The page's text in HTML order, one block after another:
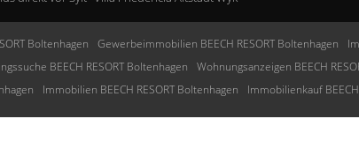
Boltenhagen Gewerbeimmobilien BEECH RESORT Boltenhagen
BEECH RESORT Boltenhagen Wohnungsanzeigen BEECH
Immobilien BEECH RESORT Boltenhagen Immobilienkauf